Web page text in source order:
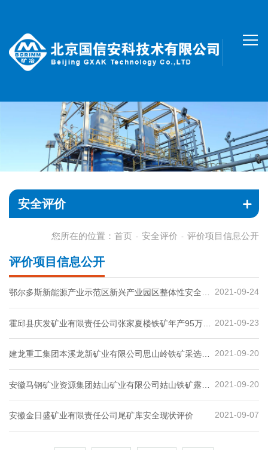
安全评价
您所在的位置： 首页 - 安全评价 - 评价项目信息公开
评价项目信息公开
2021-09-24
鄂尔多斯新能源产业示范区新兴产业园区整体性安全风
2021-09-23
霍邱县庆发矿业有限责任公司张家夏楼铁矿年产95万吨
2021-09-20
建龙重工集团本溪龙新矿业有限公司思山岭铁矿采选工
2021-09-20
安徽马钢矿业资源集团姑山矿业有限公司姑山铁矿露天
2021-09-07
安徽金日盛矿业有限责任公司尾矿库安全现状评价